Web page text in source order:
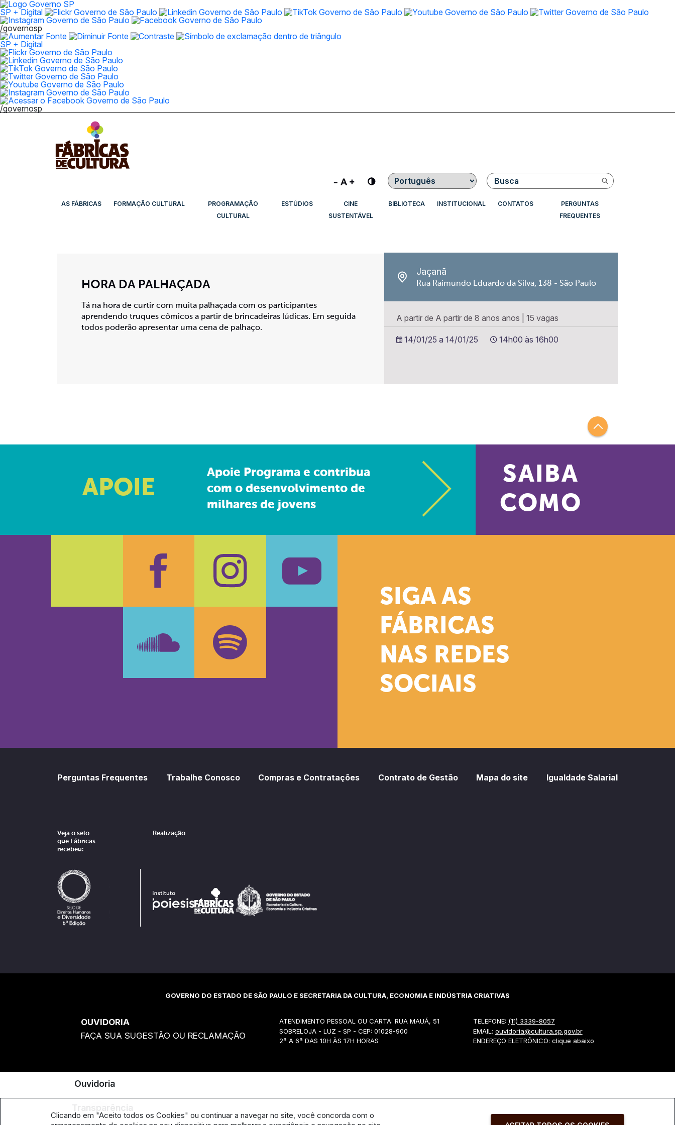
SP + Digital
/governosp
SP + Digital
/governosp
Contraste Buscar
AS FÁBRICAS FORMAÇÃO CULTURAL
PROGRAMAÇÃO
CULTURAL
ESTÚDIOS
CINE
SUSTENTÁVEL
BIBLIOTECA INSTITUCIONAL CONTATOS
PERGUNTAS
FREQUENTES
HORA DA PALHAÇADA
Tá na hora de curtir com muita palhaçada com os participantes
aprendendo truques cômicos a partir de brincadeiras lúdicas. Em seguida
todos poderão apresentar uma cena de palhaço.
Jaçanã
Rua Raimundo Eduardo da Silva, 138 - São Paulo
A partir de A partir de 8 anos anos 15 vagas
14/01/25 a 14/01/25 14h00 às 16h00
APOIE
Apoie Programa e contribua
com o desenvolvimento de
milhares de jovens
SAIBA
COMO
SIGA AS
FÁBRICAS
NAS REDES
SOCIAIS
FacebookInstagram
Perguntas Frequentes Trabalhe Conosco Compras e Contratações Contrato de Gestão Mapa do site Igualdade Salarial
Veja o selo
que Fábricas
recebeu:
Realização
GOVERNO DO ESTADO DE SÃO PAULO E SECRETARIA DA CULTURA, ECONOMIA E INDÚSTRIA CRIATIVAS
OUVIDORIA
FAÇA SUA SUGESTÃO OU RECLAMAÇÃO
ATENDIMENTO PESSOAL OU CARTA: RUA MAUÁ, 51
SOBRELOJA - LUZ - SP - CEP: 01028-900
2ª A 6ª DAS 10H ÀS 17H HORAS
TELEFONE: (11) 3339-8057
EMAIL: ouvidoria@cultura.sp.gov.br
ENDEREÇO ELETRÔNICO: clique abaixo
Ouvidoria
Clicando em "Aceito todos os Cookies" ou continuar a navegar no site, você concorda com o